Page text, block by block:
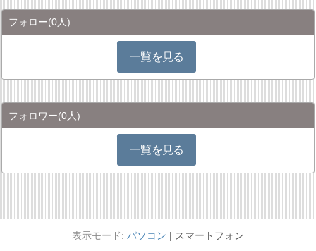
フォロー(0人)
一覧を見る
フォロワー(0人)
一覧を見る
パソコン スマートフォン